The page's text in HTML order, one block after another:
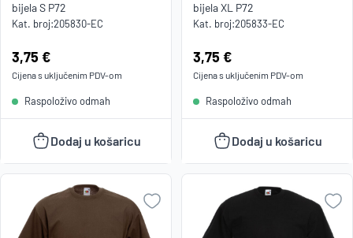
bijela S P72
Kat. broj:205830-EC
Cijena:
3,75 €
Cijena s uključenim PDV-om
Raspoloživo odmah
Dodaj u košaricu
bijela XL P72
Kat. broj:205833-EC
Cijena:
3,75 €
Cijena s uključenim PDV-om
Raspoloživo odmah
Dodaj u košaricu